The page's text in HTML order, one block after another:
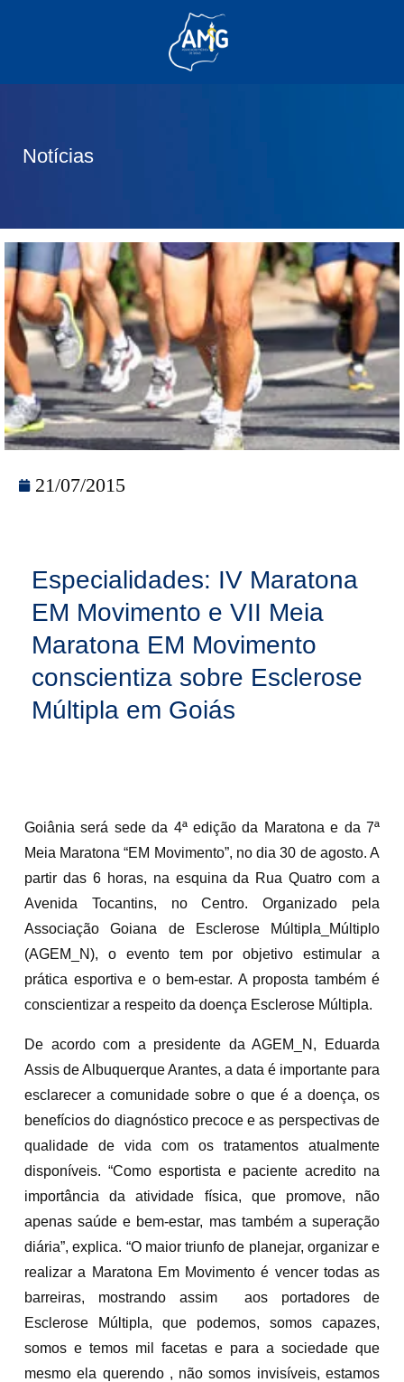
Notícias
21/07/2015
Especialidades: IV Maratona
EM Movimento e VII Meia
Maratona EM Movimento
conscientiza sobre Esclerose
Múltipla em Goiás
Goiânia será sede da 4ª edição da Maratona e da 7ª
Meia Maratona “EM Movimento”, no dia 30 de agosto. A
partir das 6 horas, na esquina da Rua Quatro com a
Avenida Tocantins, no Centro. Organizado pela
Associação Goiana de Esclerose Múltipla_Múltiplo
(AGEM_N), o evento tem por objetivo estimular a
prática esportiva e o bem-estar. A proposta também é
conscientizar a respeito da doença Esclerose Múltipla.
De acordo com a presidente da AGEM_N, Eduarda
Assis de Albuquerque Arantes, a data é importante para
esclarecer a comunidade sobre o que é a doença, os
benefícios do diagnóstico precoce e as perspectivas de
qualidade de vida com os tratamentos atualmente
disponíveis. “Como esportista e paciente acredito na
importância da atividade física, que promove, não
apenas saúde e bem-estar, mas também a superação
diária”, explica. “O maior triunfo de planejar, organizar e
realizar a Maratona Em Movimento é vencer todas as
barreiras, mostrando assim aos portadores de
Esclerose Múltipla, que podemos, somos capazes,
somos e temos mil facetas e para a sociedade que
mesmo ela querendo , não somos invisíveis, estamos